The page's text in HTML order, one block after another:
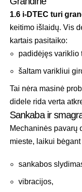
1.6 i-DTEC turi
keitimo išlaidų. Vis
kartais pasitaiko:
padidėjęs variklio
šaltam varikliui
Tai nėra masinė
didele rida verta
Sankaba ir
Mechaninės pavarų
mieste, laikui
sankabos
vibracijos,